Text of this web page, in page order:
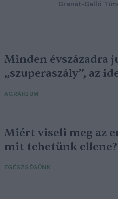
Granát-Galló
Minden évszázadra
„szuperaszály”, az
AGRÁRIUM
Miért viseli meg az
mit tehetünk ellene?
EGÉSZSÉGÜNK